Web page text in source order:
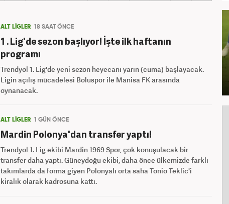
ALT LİGLER 18 SAAT ÖNCE
1 . Lig'de sezon başlıyor! İşte ilk haftanın
programı
Trendyol 1. Lig'de yeni sezon heyecanı yarın (cuma) başlayacak.
Ligin açılış mücadelesi Boluspor ile Manisa FK arasında
oynanacak.
ALT LİGLER 1 GÜN ÖNCE
Mardin Polonya'dan transfer yaptı!
Trendyol 1. Lig ekibi Mardin 1969 Spor, çok konuşulacak bir
transfer daha yaptı. Güneydoğu ekibi, daha önce ülkemizde farklı
takımlarda da forma giyen Polonyalı orta saha Tonio Teklic'i
kiralık olarak kadrosuna kattı.